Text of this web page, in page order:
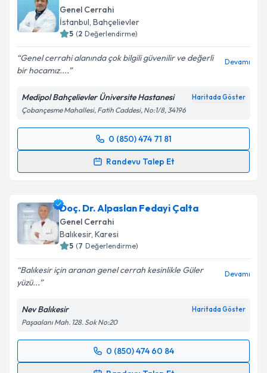
Genel Cerrahi
İstanbul, Bahçelievler
5 (2 Değerlendirme)
Genel cerrahi alanında çok bilgili güvenilir ve değerli
bir hocamız....
Devamı
Medipol Bahçelievler Üniversite Hastanesi Haritada Göster
Çobançesme Mahallesi, Fatih Caddesi, No:1/8, 34196
0 (850) 474 71 81
Randevu Talep Et
Randevu Takvimi Talebi
takvim hazırlandığında e-posta ile bilgilendireceğiz.
E-posta Adresiniz
kapsamda işlenmesini kabul ediyorum.
Takvim Talebini Gönder
Doç. Dr. Alpaslan Fedayi Çalta
Genel Cerrahi
Balıkesir, Karesi
5 (7 Değerlendirme)
Balıkesir için aranan genel cerrah kesinlikle Güler
yüzü...
Devamı
Nev Balıkesir Haritada Göster
Paşaalanı Mah. 128. Sok No:20
0 (850) 474 60 84
Randevu Takvimi Talebi